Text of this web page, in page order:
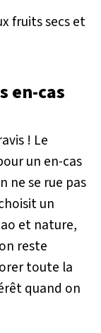
fruits secs et
en-cas
! Le
un en-cas
ne se rue pas
un
et nature,
reste
toute la
quand on